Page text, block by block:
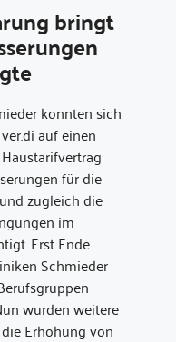
bringt
konnten sich
auf einen
für die
zugleich die
im
Erst Ende
Schmieder
wurden weitere
Erhöhung von